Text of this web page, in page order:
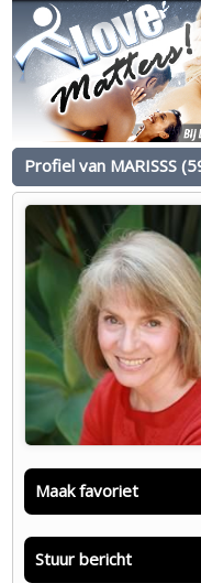
Profiel van MARISSS
Maak favoriet
Stuur bericht